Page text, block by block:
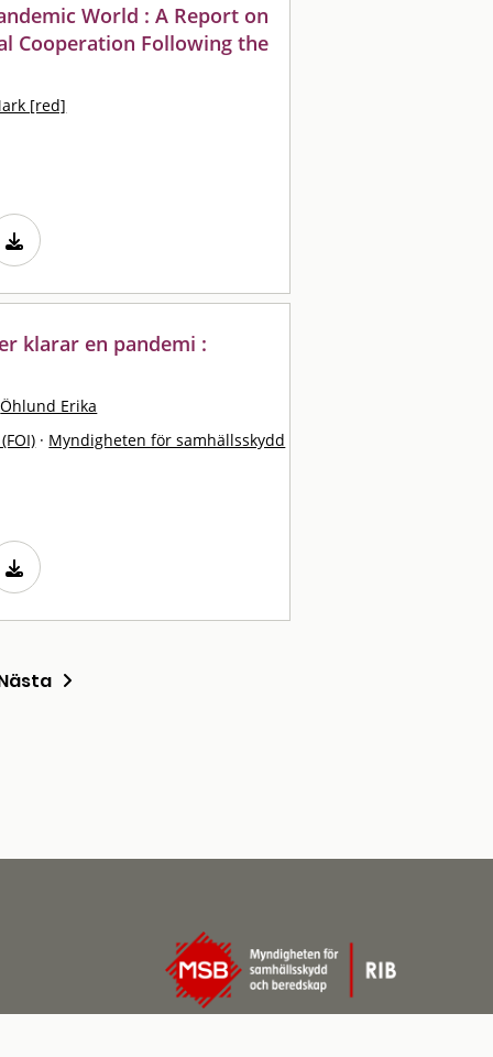
World : A Report on
Cooperation Following the
[red]
klarar en pandemi :
Öhlund Erika
· Myndigheten för samhällsskydd